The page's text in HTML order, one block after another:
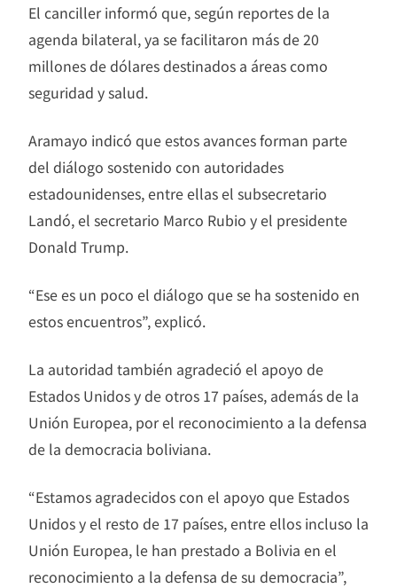
El canciller informó que, según reportes de la
agenda bilateral, ya se facilitaron más de 20
millones de dólares destinados a áreas como
seguridad y salud.
Aramayo indicó que estos avances forman parte
del diálogo sostenido con autoridades
estadounidenses, entre ellas el subsecretario
Landó, el secretario Marco Rubio y el presidente
Donald Trump.
“Ese es un poco el diálogo que se ha sostenido en
estos encuentros”, explicó.
La autoridad también agradeció el apoyo de
Estados Unidos y de otros 17 países, además de la
Unión Europea, por el reconocimiento a la defensa
de la democracia boliviana.
“Estamos agradecidos con el apoyo que Estados
Unidos y el resto de 17 países, entre ellos incluso la
Unión Europea, le han prestado a Bolivia en el
reconocimiento a la defensa de su democracia”,